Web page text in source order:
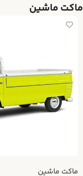
ماکت ماشین
ماکت ماشین